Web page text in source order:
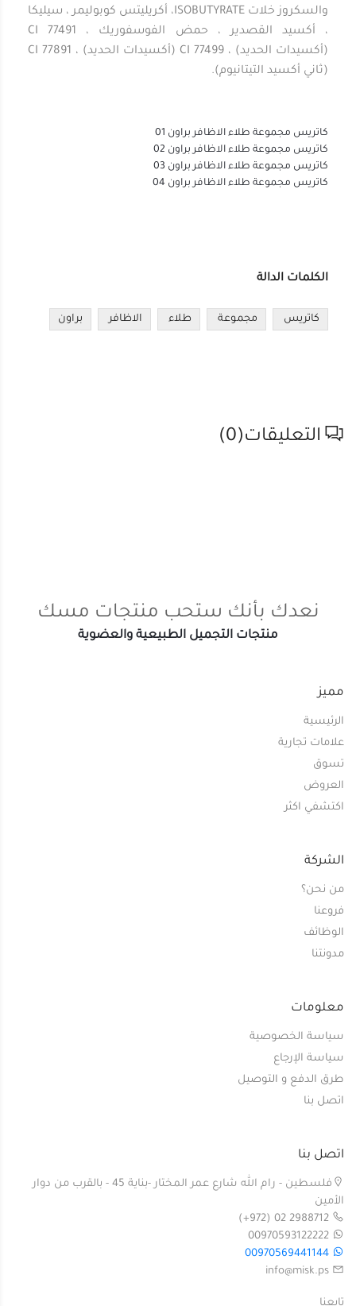
والسكروز خلات ISOBUTYRATE، أكريليتس كوبوليمر ، سيليكا
، أكسيد القصدير ، حمض الفوسفوريك ، CI 77491
(أكسيدات الحديد) ، CI 77499 (أكسيدات الحديد) ، CI 77891
(ثاني أكسيد التيتانيوم).
كاتريس مجموعة طلاء الاظافر براون 01
كاتريس مجموعة طلاء الاظافر براون 02
كاتريس مجموعة طلاء الاظافر براون 03
كاتريس مجموعة طلاء الاظافر براون 04
الكلمات الدالة
كاتريس مجموعة طلاء الاظافر براون
التعليقات(0
)
نعدك بأنك ستحب منتجات مسك
منتجات التجميل الطبيعية والعضوية
مميز
الرئيسية
علامات تجارية
تسوق
العروض
اكتشفي اكثر
الشركة
من نحن؟
فروعنا
الوظائف
مدونتنا
معلومات
سياسة الخصوصية
سياسة الإرجاع
طرق الدفع و التوصيل
اتصل بنا
اتصل بنا
فلسطين - رام الله شارع عمر المختار -بناية 45 - بالقرب من دوار
الأمين
(+972) 02 2988712
تابعنا